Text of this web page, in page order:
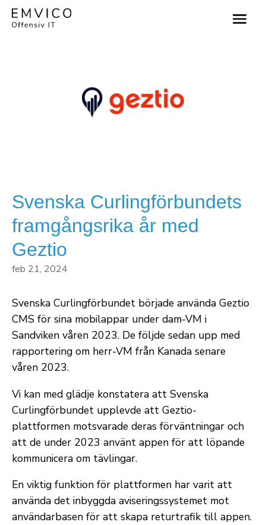
Svenska Curlingförbundets
framgångsrika år med
Geztio
feb 21, 2024
Svenska Curlingförbundet började använda Geztio
CMS för sina mobilappar under dam-VM i
Sandviken våren 2023. De följde sedan upp med
rapportering om herr-VM från Kanada senare
våren 2023.
Vi kan med glädje konstatera att Svenska
Curlingförbundet upplevde att Geztio-
plattformen motsvarade deras förväntningar och
att de under 2023 använt appen för att löpande
kommunicera om tävlingar.
En viktig funktion för plattformen har varit att
använda det inbyggda aviseringssystemet mot
användarbasen för att skapa returtrafik till appen.